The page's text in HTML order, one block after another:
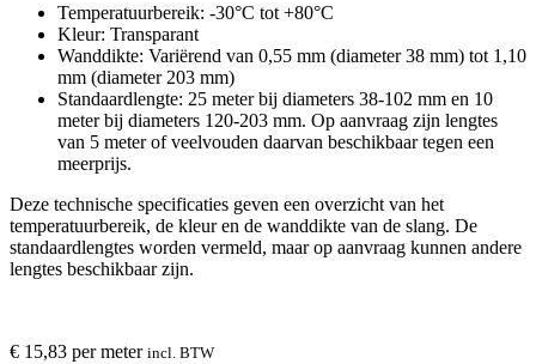
Temperatuurbereik: -30°C tot +80°C
Kleur: Transparant
Wanddikte: Variërend van 0,55 mm (diameter 38 mm) tot 1,10
mm (diameter 203 mm)
Standaardlengte: 25 meter bij diameters 38-102 mm en 10
meter bij diameters 120-203 mm. Op aanvraag zijn lengtes
van 5 meter of veelvouden daarvan beschikbaar tegen een
meerprijs.
Deze technische specificaties geven een overzicht van het
temperatuurbereik, de kleur en de wanddikte van de slang. De
standaardlengtes worden vermeld, maar op aanvraag kunnen andere
lengtes beschikbaar zijn.
€ 15,83 per meter incl. BTW